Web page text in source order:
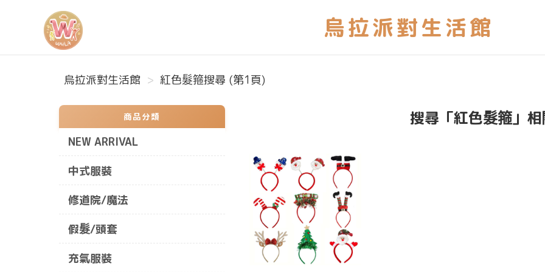
烏拉派對生活館
烏拉派對生活館 紅色髮箍搜尋 (第1頁)
商品分類
NEW ARRIVAL
中式服裝
修道院/魔法
假髮/頭套
充氣服裝
搜尋「紅色髮箍」